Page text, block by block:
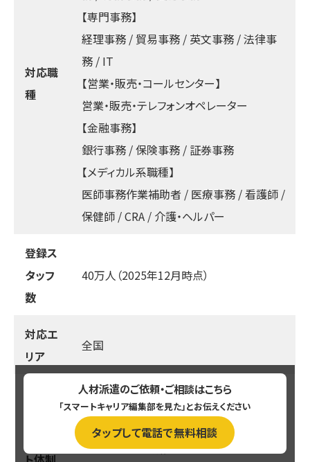
対応職
種
【専門事務】
経理事務 / 貿易事務 / 英文事務 / 法律事
務 / IT
【営業・販売・コールセンター】
営業・販売・テレフォンオペレーター
【金融事務】
銀行事務 / 保険事務 / 証券事務
【メディカル系職種】
医師事務作業補助者 / 医療事務 / 看護師 /
保健師 / CRA / 介護・ヘルパー
登録ス
タッフ
数
40万人（2025年12月時点）
対応エ
リア
全国
社会保険・有給などの福利厚生、相談窓口、
ヘルスケア、ライフサポート、キャリアステッ
ププログラム、研修・スキルアップ 他
人材派遣のご依頼・ご相談はこちら
「スマートキャリア編集部を見た」とお伝えください
タップして電話で無料相談